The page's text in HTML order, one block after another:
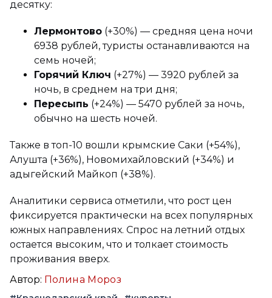
десятку:
Лермонтово (+30%) — средняя цена ночи
6938 рублей, туристы останавливаются на
семь ночей;
Горячий Ключ (+27%) — 3920 рублей за
ночь, в среднем на три дня;
Пересыпь (+24%) — 5470 рублей за ночь,
обычно на шесть ночей.
Также в топ-10 вошли крымские Саки (+54%),
Алушта (+36%), Новомихайловский (+34%) и
адыгейский Майкоп (+38%).
Аналитики сервиса отметили, что рост цен
фиксируется практически на всех популярных
южных направлениях. Спрос на летний отдых
остается высоким, что и толкает стоимость
проживания вверх.
Автор: Полина Мороз